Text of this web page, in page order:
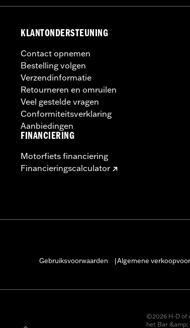
KLANTONDERSTEUNING
Contact opnemen
Bestelling volgen
Verzendinformatie
Retourneren en omruilen
Veel gestelde vragen
Conformiteitsverklaring
Aanbiedingen
FINANCIERING
Motorfiets financiering
Financieringscalculator
Gebruiksvoorwaarden
Algemene
©2026 H-D of
het Bar &amp;